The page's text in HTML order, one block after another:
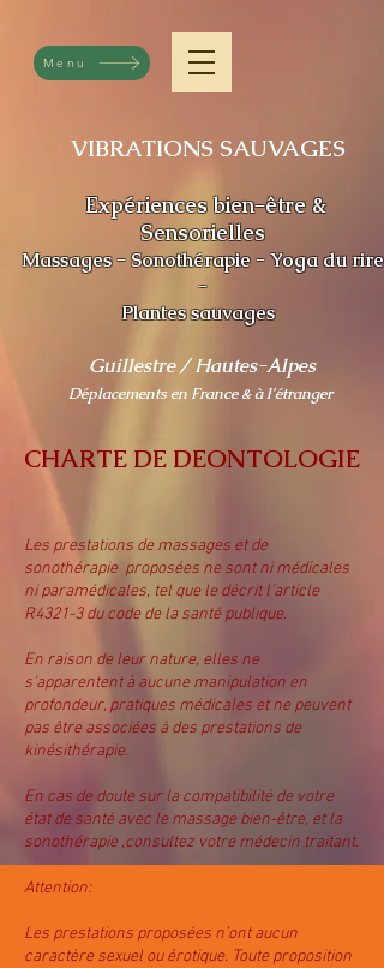
Menu
VIBRATIONS SAUVAGES
Expériences bien-être &
Sensorielles
Massages - Sonothérapie - Yoga du rire
-
Plantes sauvages
Guillestre / Hautes-Alpes
Déplacements en France & à l'étranger
CHARTE DE DEONTOLOGIE
Les prestations de massages et de
sonothérapie proposées ne sont ni médicales
ni paramédicales, tel que le décrit l’article
R4321-3 du code de la santé publique.
En raison de leur nature, elles ne
s’apparentent à aucune manipulation en
profondeur, pratiques médicales et ne peuvent
pas être associées à des prestations de
kinésithérapie.
En cas de doute sur la compatibilité de votre
état de santé avec le massage bien-être, et la
sonothérapie ,consultez votre médecin traitant.
Attention:
Les prestations proposées n’ont aucun
caractère sexuel ou érotique. Toute proposition